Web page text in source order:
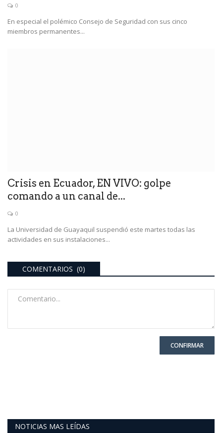
0
En especial el polémico Consejo de Seguridad con sus cinco
miembros permanentes...
Crisis en Ecuador, EN VIVO: golpe
comando a un canal de...
0
La Universidad de Guayaquil suspendió este martes todas las
actividades en sus instalaciones...
COMENTARIOS (0)
CONFIRMAR
NOTICIAS MAS LEÍDAS